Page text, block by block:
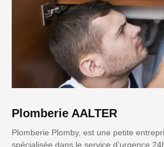
Plomberie AALTER
Plomberie Plomby, est une petite
spécialisée dans le service d’urgence